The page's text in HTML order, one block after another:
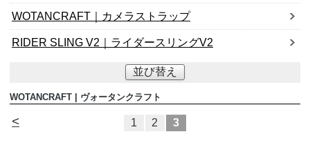
WOTANCRAFT｜カメラストラップ
RIDER SLING V2｜ライダースリングV2
並び替え
WOTANCRAFT | ヴォータンクラフト
< 1 2 3